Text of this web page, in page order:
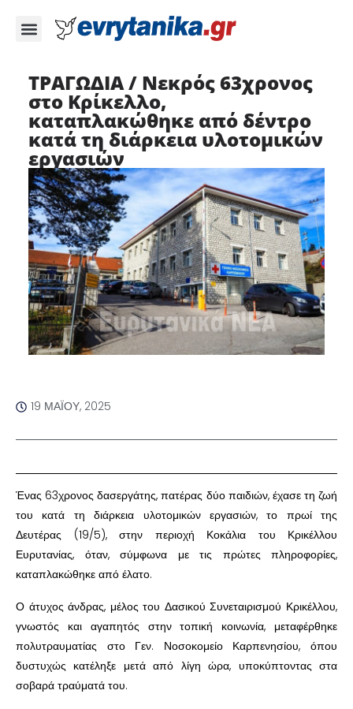
ΤΡΑΓΩΔΙΑ / Νεκρός 63χρονος
στο Κρίκελλο,
καταπλακώθηκε από δέντρο
κατά τη διάρκεια υλοτομικών
εργασιών
19 ΜΑΪ́ΟΥ, 2025
Ένας 63χρονος δασεργάτης, πατέρας δύο παιδιών, έχασε τη ζωή
του κατά τη διάρκεια υλοτομικών εργασιών, το πρωί της
Δευτέρας (19/5), στην περιοχή Κοκάλια του Κρικέλλου
Ευρυτανίας, όταν, σύμφωνα με τις πρώτες πληροφορίες,
καταπλακώθηκε από έλατο.
Ο άτυχος άνδρας, μέλος του Δασικού Συνεταιρισμού Κρικέλλου,
γνωστός και αγαπητός στην τοπική κοινωνία, μεταφέρθηκε
πολυτραυματίας στο Γεν. Νοσοκομείο Καρπενησίου, όπου
δυστυχώς κατέληξε μετά από λίγη ώρα, υποκύπτοντας στα
σοβαρά τραύματά του.